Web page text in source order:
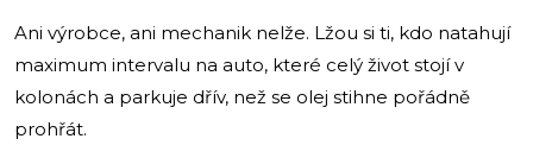
Ani výrobce, ani mechanik nelže. Lžou si ti, kdo natahují
maximum intervalu na auto, které celý život stojí v
kolonách a parkuje dřív, než se olej stihne pořádně
prohřát.